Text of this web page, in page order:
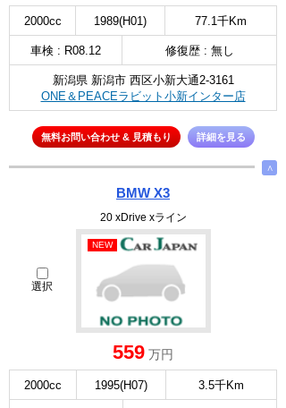
2000cc 1989(H01) 77.1千Km
車検 : R08.12 修復歴 : 無し
新潟県 新潟市 西区小新大通2-3161
ONE＆PEACEラビット小新インター店
無料お問い合わせ & 見積もり 詳細を見る
∧
BMW X3
20 xDrive xライン
選択
NEW
559 万円
2000cc 1995(H07) 3.5千Km